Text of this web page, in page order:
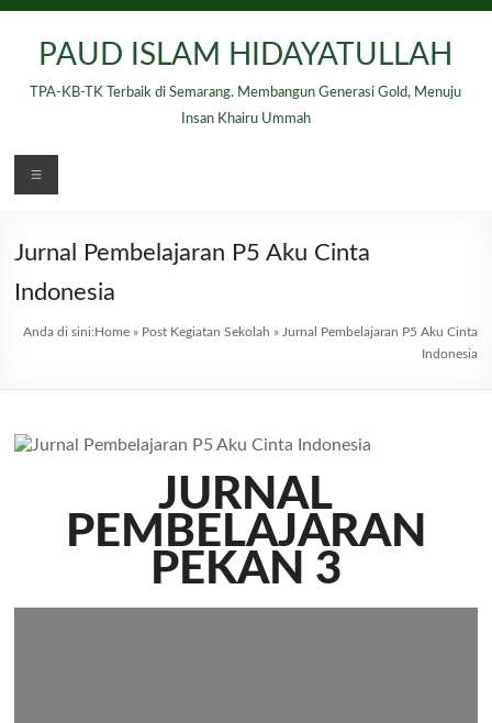
contentPAUD ISLAM HIDAYATULLAH
TPA-KB-TK Terbaik di Semarang. Membangun Generasi Gold, Menuju
Insan Khairu Ummah
Menu
Jurnal Pembelajaran P5 Aku Cinta
Indonesia
Anda di sini:Home» Post Kegiatan Sekolah » Jurnal Pembelajaran P5 Aku Cinta
Indonesia
JURNAL
PEMBELAJARAN
PEKAN 3